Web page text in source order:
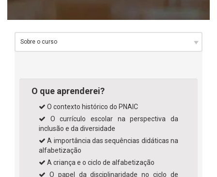
O que aprenderei?
O contexto histórico do PNAIC
O currículo escolar na perspectiva da
inclusão e da diversidade
A importância das sequências didáticas na
alfabetização
A criança e o ciclo de alfabetização
O papel da disciplinaridade no ciclo de